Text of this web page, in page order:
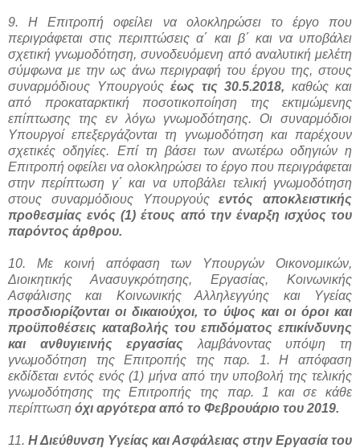
9. Η Επιτροπή οφείλει να ολοκληρώσει το έργο που
περιγράφεται στις περιπτώσεις α΄ και β΄ και να υποβάλει
σχετική γνωμοδότηση, συνοδευόμενη από αναλυτική μελέτη
σύμφωνα με την ως άνω περιγραφή του έργου της, στους
συναρμόδιους Υπουργούς έως τις 30.5.2018, καθώς και
από προκαταρκτική ποσοτικοποίηση της εκτιμώμενης
επίπτωσης της εν λόγω γνωμοδότησης. Οι συναρμόδιοι
Υπουργοί επεξεργάζονται τη γνωμοδότηση και παρέχουν
σχετικές οδηγίες. Επί τη βάσει των ανωτέρω οδηγιών η
Επιτροπή οφείλει να ολοκληρώσει το έργο που περιγράφεται
στην περίπτωση γ΄ και να υποβάλει τελική γνωμοδότηση
στους συναρμόδιους Υπουργούςεντός αποκλειστικής
προθεσμίας ενός (1) έτους από την έναρξη ισχύος του
παρόντος άρθρου.
10. Με κοινή απόφαση των Υπουργών Οικονομικών,
Διοικητικής Ανασυγκρότησης, Εργασίας, Κοινωνικής
Ασφάλισης και Κοινωνικής Αλληλεγγύης και Υγείας
προσδιορίζονται οι δικαιούχοι, το ύψος και οι όροι και
προϋποθέσεις καταβολής του επιδόματος επικίνδυνης
και ανθυγιεινής εργασίας λαμβάνοντας υπόψη τη
γνωμοδότηση της Επιτροπής της παρ. 1. Η απόφαση
εκδίδεται εντός ενός (1) μήνα από την υποβολή της τελικής
γνωμοδότησης της Επιτροπής της παρ. 1 και σε κάθε
περίπτωση όχι αργότερα από το Φεβρουάριο του 2019.
11. Η Διεύθυνση Υγείας και Ασφάλειας στην Εργασία του